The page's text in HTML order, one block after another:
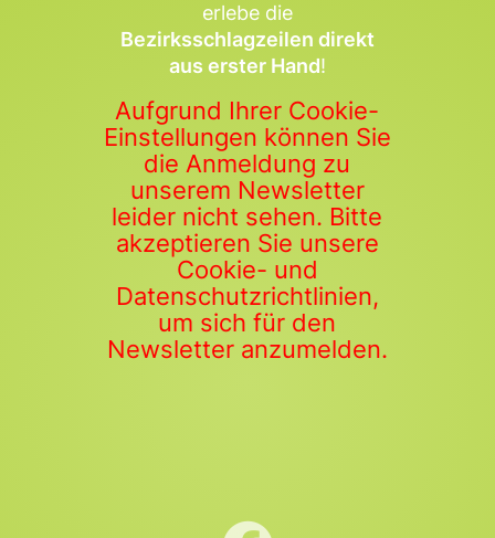
erlebe die
Bezirksschlagzeilen direkt
aus erster Hand!
Aufgrund Ihrer Cookie-
Einstellungen können Sie
die Anmeldung zu
unserem Newsletter
leider nicht sehen. Bitte
akzeptieren Sie unsere
Cookie- und
Datenschutzrichtlinien,
um sich für den
Newsletter anzumelden.